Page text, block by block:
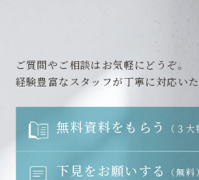
ご質問やご相談はお気軽にどうぞ。
経験豊富なスタッフが丁寧に対応い
無料資料をもらう （３
下見をお願いする （無料）